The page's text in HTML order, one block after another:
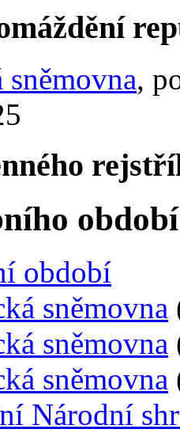
sněmovna,
období
období
sněmovna
sněmovna
sněmovna
Národní